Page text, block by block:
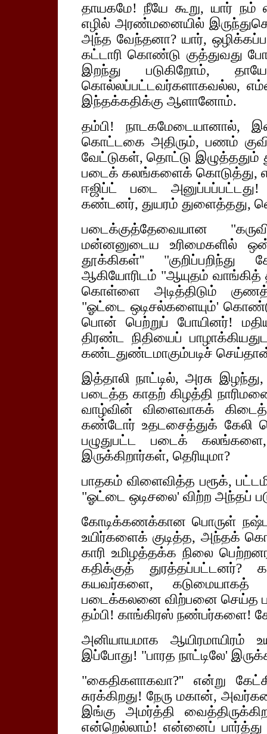
தாயகமே! நீயே கூறு, யார் நம்
எழில் அரண்மனையில்
அந்த வேந்தனா? யார்,
கட்டாரி கொண்டு குத்துவது
இறந்து படுகிறோம்,
கொல்லப்பட்டவர்களாகவல்ல,
இந்தக்கதிக்கு ஆளானோம்.
தம்பி! நாடகமேடையானால்,
கொட்டகை அதிரும், பணம்
வேட்டுகள், தொட்டு இழுத்ததும்
படைக் கலங்களைக் கொடுத்து,
ஈஜிப்ட் படை அனுப்பப்பட்டது!
கண்டனர், துயரம் துளைத்தது,
படைக்குத்தேவையான
மன்னனுடைய உரிமைகளில்
தூக்கிகள்'' "குறிப்பறிந்து
ஆகியோரிடம் "ஆயுதம்
கொள்ளை அடித்திடும்
"ஓட்டை ஒடிசல்களையும்'
பொன் பெற்றுப் போயினர்!
திரண்ட நிதியைப்
கண்டதுண்டமாகும்படிச் செய்தான்
இத்தாலி நாட்டில், அரசு
படைத்த காதற் கிழத்தி
வாழ்வின் விளைவாகக்
கண்டோர் உதடசைத்துக் கேலி
பழுதுபட்ட படைக்
இருக்கிறார்கள், தெரியுமா?
பாதகம் விளைவித்த பரூக்,
"ஓட்டை ஒடிசலை' விற்ற அந்தப்
கோடிக்கணக்கான பொருள்
உயிர்களைக் குடித்த, அந்தக்
காரி உமிழத்தக்க நிலை
கதிக்குத்
கயவர்களை, கடுமையாகத்
படைக்கலனை விற்பனை செய்த
தம்பி! காங்கிரஸ் நண்பர்களை!
அனியாயமாக ஆயிரமாயிரம்
இப்போது! "பாரத நாட்டிலே'
"கைதிகளாகவா?'' என்று
சுரக்கிறது! நேரு மகான்,
இங்கு அமர்த்தி
என்றெல்லாம்! என்னைப் பார்த்து